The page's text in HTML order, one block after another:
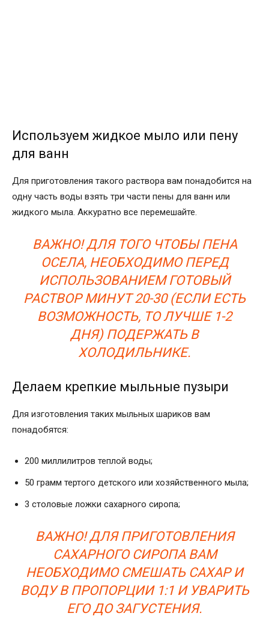
Используем жидкое мыло или пену
для ванн
Для приготовления такого раствора вам понадобится на
одну часть воды взять три части пены для ванн или
жидкого мыла. Аккуратно все перемешайте.
ВАЖНО! ДЛЯ ТОГО ЧТОБЫ ПЕНА
ОСЕЛА, НЕОБХОДИМО ПЕРЕД
ИСПОЛЬЗОВАНИЕМ ГОТОВЫЙ
РАСТВОР МИНУТ 20-30 (ЕСЛИ ЕСТЬ
ВОЗМОЖНОСТЬ, ТО ЛУЧШЕ 1-2
ДНЯ) ПОДЕРЖАТЬ В
ХОЛОДИЛЬНИКЕ.
Делаем крепкие мыльные пузыри
Для изготовления таких мыльных шариков вам
понадобятся:
200 миллилитров теплой воды;
50 грамм тертого детского или хозяйственного мыла;
3 столовые ложки сахарного сиропа;
ВАЖНО! ДЛЯ ПРИГОТОВЛЕНИЯ
САХАРНОГО СИРОПА ВАМ
НЕОБХОДИМО СМЕШАТЬ САХАР И
ВОДУ В ПРОПОРЦИИ 1:1 И УВАРИТЬ
ЕГО ДО ЗАГУСТЕНИЯ.